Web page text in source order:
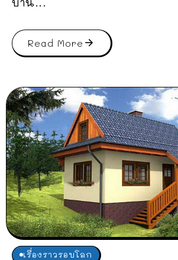
Read More
เรื่องราวรอบโลก